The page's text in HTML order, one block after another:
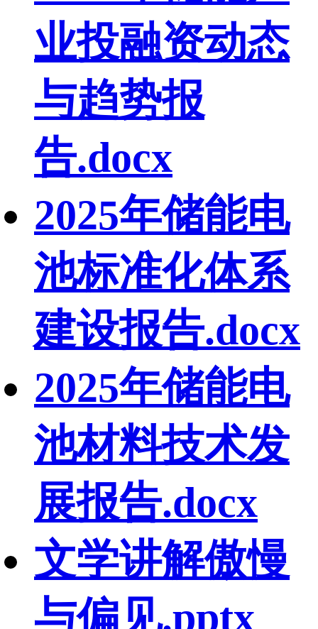
业投融资动态
与趋势报
告.docx
2025年储能电
池标准化体系
建设报告.docx
2025年储能电
池材料技术发
展报告.docx
文学讲解傲慢
与偏见.pptx